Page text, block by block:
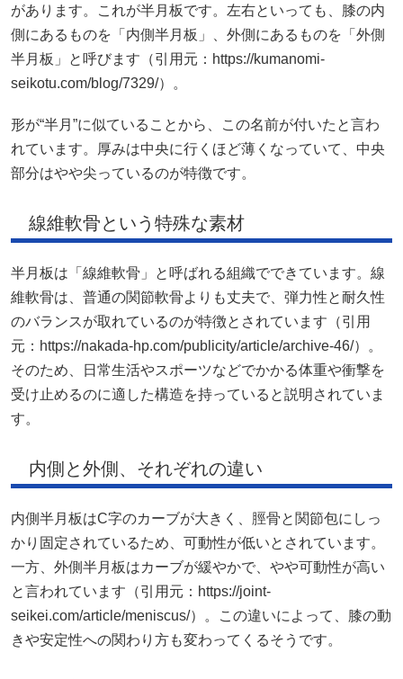
があります。これが半月板です。左右といっても、膝の内
側にあるものを「内側半月板」、外側にあるものを「外側
半月板」と呼びます（引用元：https://kumanomi-
seikotu.com/blog/7329/）。
形が“半月”に似ていることから、この名前が付いたと言わ
れています。厚みは中央に行くほど薄くなっていて、中央
部分はやや尖っているのが特徴です。
線維軟骨という特殊な素材
半月板は「線維軟骨」と呼ばれる組織でできています。線
維軟骨は、普通の関節軟骨よりも丈夫で、弾力性と耐久性
のバランスが取れているのが特徴とされています（引用
元：https://nakada-hp.com/publicity/article/archive-46/）。
そのため、日常生活やスポーツなどでかかる体重や衝撃を
受け止めるのに適した構造を持っていると説明されていま
す。
内側と外側、それぞれの違い
内側半月板はC字のカーブが大きく、脛骨と関節包にしっ
かり固定されているため、可動性が低いとされています。
一方、外側半月板はカーブが緩やかで、やや可動性が高い
と言われています（引用元：https://joint-
seikei.com/article/meniscus/）。この違いによって、膝の動
きや安定性への関わり方も変わってくるそうです。